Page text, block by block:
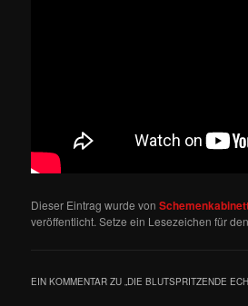
Dieser Eintrag wurde von
veröffentlicht. Setze ein Lesezeichen für den
EIN KOMMENTAR ZU „ DIE BLUTSPRITZENDE